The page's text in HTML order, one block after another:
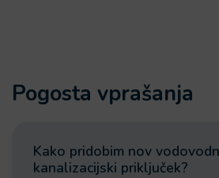
Pogosta vprašanja
Kako pridobim nov
kanalizacijski priključek?